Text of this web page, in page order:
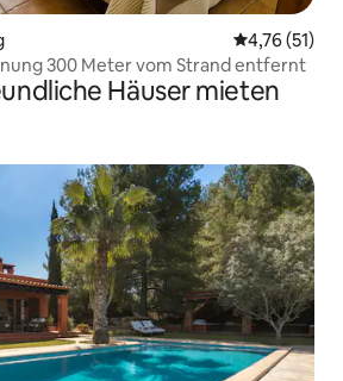
4,76 (51)
300 Meter vom Strand entfernt
Häuser mieten